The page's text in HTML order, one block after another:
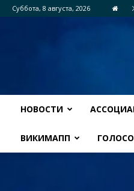
Суббота, 8 августа, 2026
НОВОСТИ
ВИКИМАПП